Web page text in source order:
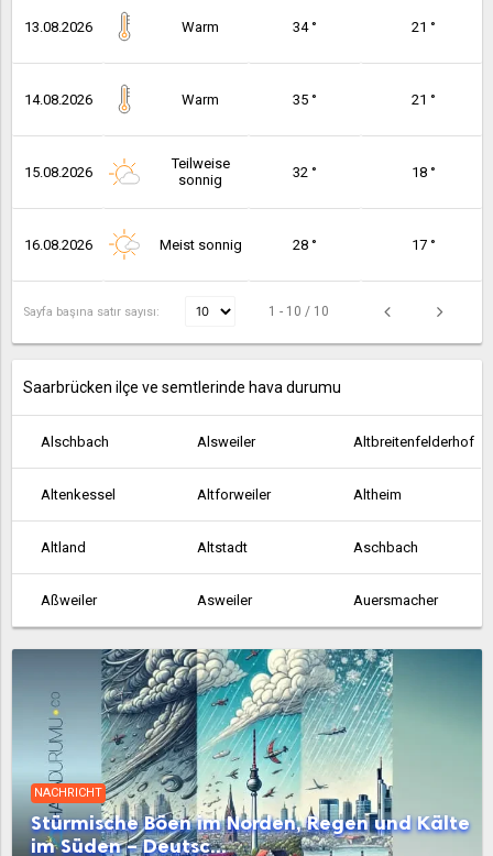
13.08.2026 Warm 34 ° 21 °
14.08.2026 Warm 35 ° 21 °
15.08.2026
Teilweise
sonnig
32 ° 18 °
16.08.2026 Meist sonnig 28 ° 17 °
Sayfa başına satır sayısı: 1 - 10 / 10
Saarbrücken ilçe ve semtlerinde hava durumu
Alschbach Alsweiler Altbreitenfelderhof
Altenkessel Altforweiler Altheim
Altland Altstadt Aschbach
Aßweiler Asweiler Auersmacher
Bachem Ballern Ballweiler
Baltersweiler Bardenbach Bayerisch Kohlhof
Beaumarais Bebelsheim Beckingen
Bedersdorf Beeden Bergen
NACHRICHT
Stürmische Böen im Norden, Regen und Kälte
im Süden – Deutsc...